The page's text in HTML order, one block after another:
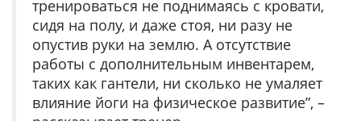
тренироваться не поднимаясь с кровати,
сидя на полу, и даже стоя, ни разу не
опустив руки на землю. А отсутствие
работы с дополнительным инвентарем,
таких как гантели, ни сколько не умаляет
влияние йоги на физическое развитие”, –